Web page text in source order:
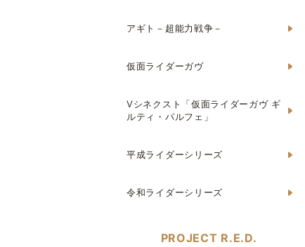
アギト－超能力戦争－
仮面ライダーガヴ
Vシネクスト「仮面ライダーガヴ ギ
ルティ・パルフェ」
平成ライダーシリーズ
令和ライダーシリーズ
PROJECT R.E.D.